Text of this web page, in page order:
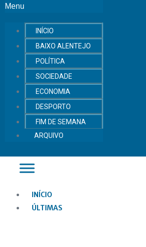
Menu
INÍCIO
BAIXO ALENTEJO
POLÍTICA
SOCIEDADE
ECONOMIA
DESPORTO
FIM DE SEMANA
ARQUIVO
INÍCIO
ÚLTIMAS